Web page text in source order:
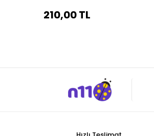
210,00 TL